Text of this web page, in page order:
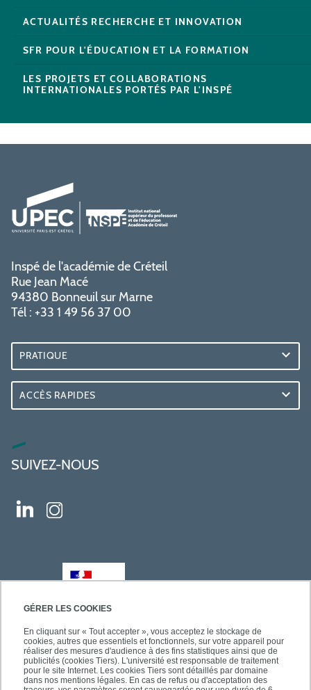
GÉRER LES COOKIES
En cliquant sur « Tout accepter », vous acceptez le stockage de
cookies, autres que essentiels et fonctionnels, sur votre appareil pour
réaliser des mesures d'audience à des fins statistiques ainsi que de
publicités (cookies Tiers). L'université est responsable de traitement
pour le site Internet. Les cookies Tiers sont détaillés par domaine
dans nos mentions légales. En cas de refus ou d'acceptation des
ACTUALITÉS RECHERCHE ET INNOVATION
SFR POUR L'ÉDUCATION ET LA FORMATION
LES PROJETS ET COLLABORATIONS
INTERNATIONALES PORTÉS PAR L'INSPÉ
Inspé de l'académie de Créteil
Rue Jean Macé
94380 Bonneuil sur Marne
Tél : +33 1 49 56 37 00
PRATIQUE
ACCÈS RAPIDES
SUIVEZ-NOUS